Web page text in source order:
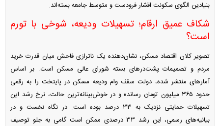
بنیادین الگوی سکونت اقشار فرودست و متوسط جامعه بسته‌اند.
شکاف عمیق ارقام؛ تسهیلات ودیعه، شوخی با تورم
است؟
تصویر کلان اقتصاد مسکن، نشان‌دهنده یک ناترازی فاحش میان قدرت خرید
مردم و تصمیمات پشت‌در‌های بسته شورای عالی مسکن است. بر اساس
آمار‌های منتشر شده، دولت سقف وام ودیعه مسکن در پایتخت را به رقمی
حدود ۳۶۵ میلیون تومان رسانده و در خوش‌بینانه‌ترین حالت، نرخ رشد این
تسهیلات حمایتی نزدیک به ۳۳ درصد بوده است. در نگاه نخست و در
بیانیه‌های رسمی، این رشد ۳۳ درصدی ممکن است گامی به جلو توصیف